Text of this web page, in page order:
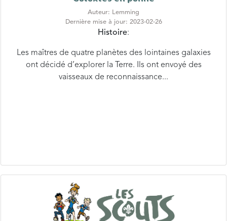
Histoire:
Les maîtres de quatre planètes des lointaines galaxies
ont décidé d’explorer la Terre. Ils ont envoyé des
vaisseaux de reconnaissance...